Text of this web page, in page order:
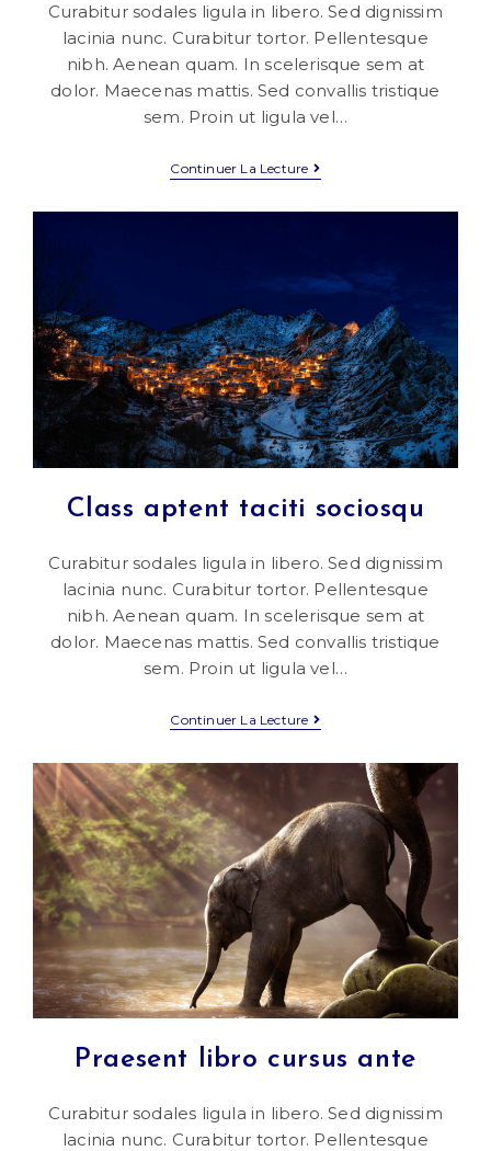
Curabitur sodales ligula in libero. Sed dignissim
lacinia nunc. Curabitur tortor. Pellentesque
nibh. Aenean quam. In scelerisque sem at
dolor. Maecenas mattis. Sed convallis tristique
sem. Proin ut ligula vel…
Continuer La LectureTorquent
Per
Class aptent taciti sociosqu
Curabitur sodales ligula in libero. Sed dignissim
lacinia nunc. Curabitur tortor. Pellentesque
nibh. Aenean quam. In scelerisque sem at
dolor. Maecenas mattis. Sed convallis tristique
sem. Proin ut ligula vel…
Continuer La LectureClass
Sociosqu
Praesent libro cursus ante
Curabitur sodales ligula in libero. Sed dignissim
lacinia nunc. Curabitur tortor. Pellentesque